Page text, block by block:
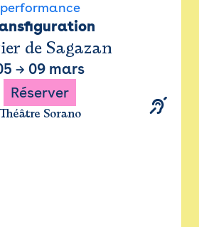
performance
de Sagazan
→ 09 mars
Réserver
Théâtre Sorano